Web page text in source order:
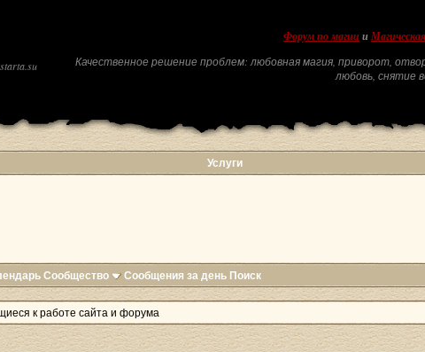
Форум по магии и
Качественное решение проблем: любовная магия, приворот,
любовь, снятие
Услуги
Сообщество Сообщения за день Поиск
к работе сайта и форума